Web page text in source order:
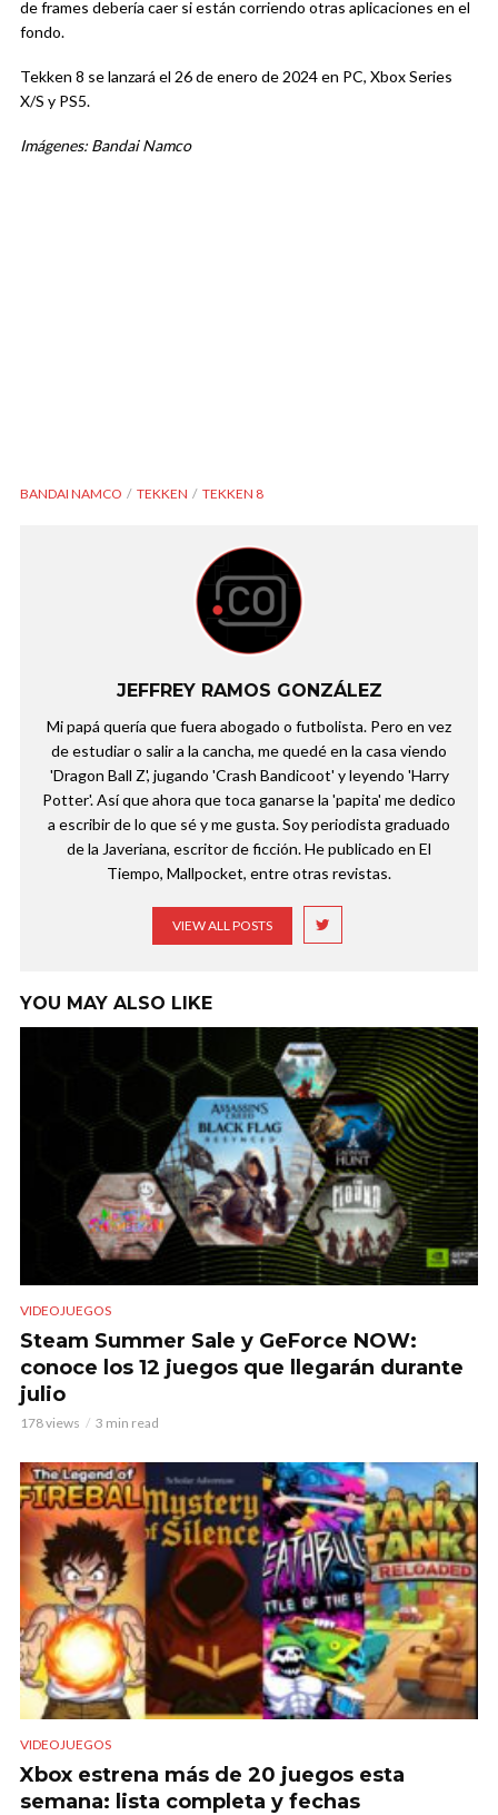
de frames debería caer si están corriendo otras aplicaciones en el
fondo.
Tekken 8 se lanzará el 26 de enero de 2024 en PC, Xbox Series
X/S y PS5.
Imágenes: Bandai Namco
BANDAI NAMCO TEKKEN TEKKEN 8
JEFFREY RAMOS GONZÁLEZ
Mi papá quería que fuera abogado o futbolista. Pero en vez
de estudiar o salir a la cancha, me quedé en la casa viendo
'Dragon Ball Z', jugando 'Crash Bandicoot' y leyendo 'Harry
Potter'. Así que ahora que toca ganarse la 'papita' me dedico
a escribir de lo que sé y me gusta. Soy periodista graduado
de la Javeriana, escritor de ficción. He publicado en El
Tiempo, Mallpocket, entre otras revistas.
VIEW ALL POSTS
YOU MAY ALSO LIKE
VIDEOJUEGOS
Steam Summer Sale y GeForce NOW:
conoce los 12 juegos que llegarán durante
julio
178 views 3 min read
VIDEOJUEGOS
Xbox estrena más de 20 juegos esta
semana: lista completa y fechas